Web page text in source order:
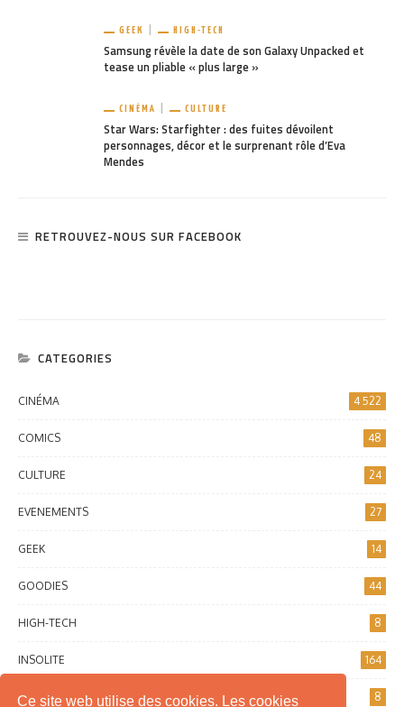
Ce site web utilise des cookies. Les cookies
GEEK HIGH-TECH
Samsung révèle la date de son Galaxy Unpacked et
tease un pliable « plus large »
CINÉMA CULTURE
Star Wars: Starfighter : des fuites dévoilent
personnages, décor et le surprenant rôle d’Eva
Mendes
RETROUVEZ-NOUS SUR FACEBOOK
CATEGORIES
CINÉMA 4 522
COMICS 48
CULTURE 24
EVENEMENTS 27
GEEK 14
GOODIES 44
HIGH-TECH 8
INSOLITE 164
INTERNET 8